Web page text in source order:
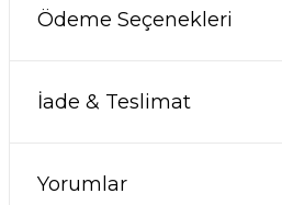
Ödeme Seçenekleri
İade & Teslimat
Yorumlar